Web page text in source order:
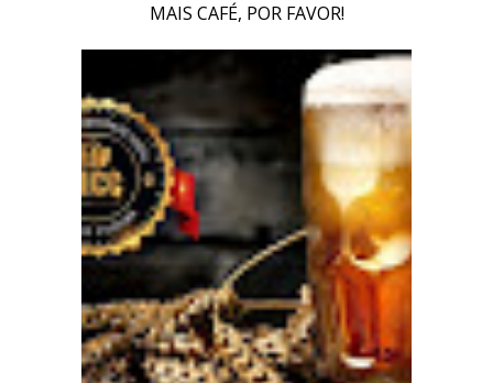
MAIS CAFÉ, POR FAVOR!